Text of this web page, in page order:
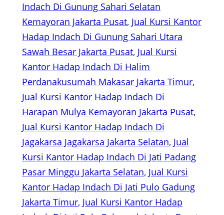
Indach Di Gunung Sahari Selatan
Kemayoran Jakarta Pusat, Jual Kursi Kantor
Hadap Indach Di Gunung Sahari Utara
Sawah Besar Jakarta Pusat, Jual Kursi
Kantor Hadap Indach Di Halim
Perdanakusumah Makasar Jakarta Timur
Jual Kursi Kantor Hadap Indach Di
Harapan Mulya Kemayoran Jakarta Pusat
Jual Kursi Kantor Hadap Indach Di
Jagakarsa Jagakarsa Jakarta Selatan, Jual
Kursi Kantor Hadap Indach Di Jati Padang
Pasar Minggu Jakarta Selatan, Jual Kursi
Kantor Hadap Indach Di Jati Pulo Gadung
Jakarta Timur, Jual Kursi Kantor Hadap